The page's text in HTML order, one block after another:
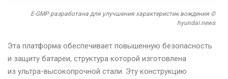
E-GMP разработана для улучшения характеристик вождения ©
hyundai.news
Эта платформа обеспечивает повышенную безопасность
и защиту батареи, структура которой изготовлена
из ультра-высокопрочной стали. Эту конструкцию